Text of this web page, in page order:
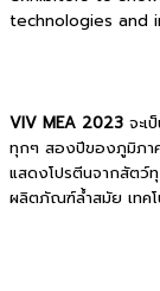
technologies and
VIV MEA 2023 จะ
ทุกๆ สองปีของภูมิภา
แสดงโปรตีนจากสัตว์
ผลิตภัณฑ์ล้ำสมัย เทค